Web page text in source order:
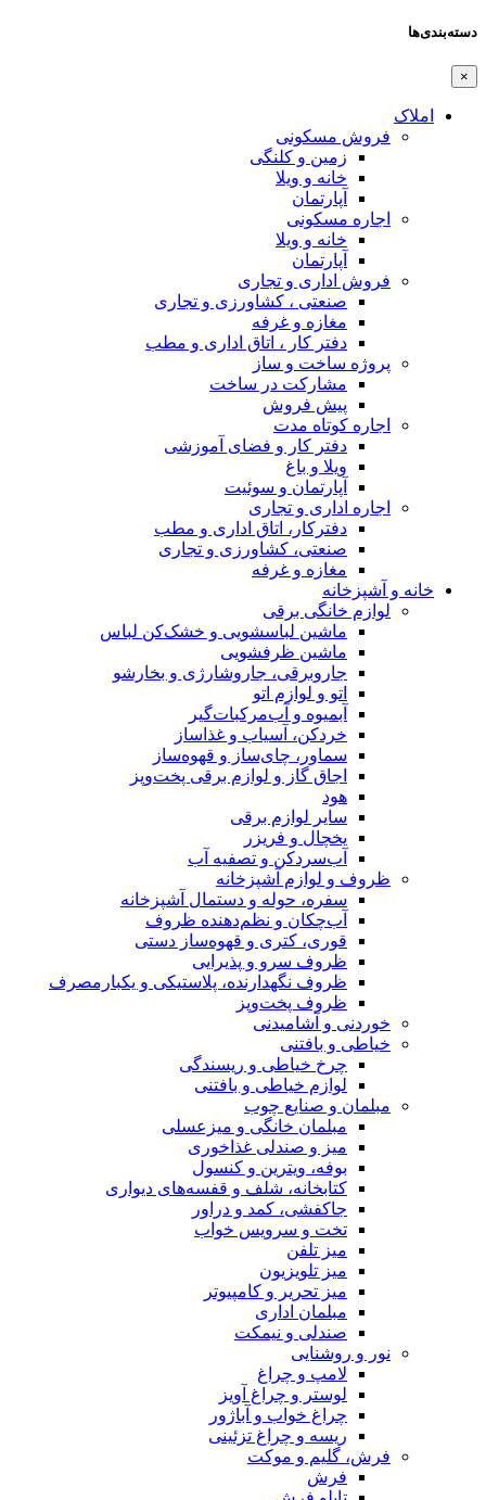
دسته‌بندی‌ها
×
املاک
فروش مسکونی
زمین و کلنگی
خانه و ویلا
آپارتمان
اجاره مسکونی
خانه و ویلا
آپارتمان
فروش اداری و تجاری
صنعتی ، کشاورزی و تجاری
مغازه و غرفه
دفتر کار ، اتاق اداری و مطب
پروژه ساخت و ساز
مشارکت در ساخت
پیش فروش
اجاره کوتاه مدت
دفتر کار و فضای آموزشی
ویلا و باغ
آپارتمان و سوئیت
اجاره اداری و تجاری
دفترکار، اتاق اداری و مطب
صنعتی، کشاورزی و تجاری
مغازه و غرفه
خانه و آشپزخانه
لوازم خانگی برقی
ماشین لباسشویی و خشک‌کن لباس
ماشین ظرفشویی
جاروبرقی، جاروشارژی و بخارشو
اتو و لوازم اتو
آبمیوه و آب‌مرکبات‌گیر
خردکن، آسیاب و غذاساز
سماور، چای‌ساز و قهوه‌ساز
اجاق گاز و لوازم برقی پخت‌وپز
هود
سایر لوازم برقی
یخچال و فریزر
آب‌سردکن و تصفیه آب
ظروف و لوازم آشپزخانه
سفره، حوله و دستمال آشپزخانه
آب‌چکان و نظم‌دهنده ظروف
قوری، کتری و قهوه‌ساز دستی
ظروف سرو و پذیرایی
ظروف نگهدارنده، پلاستیکی و یکبارمصرف
ظروف پخت‌وپز
خوردنی و آشامیدنی
خیاطی و بافتنی
چرخ خیاطی و ریسندگی
لوازم خیاطی و بافتنی
مبلمان و صنایع چوب
مبلمان خانگی و میزعسلی
میز و صندلی غذاخوری
بوفه، ویترین و کنسول
کتابخانه، شلف و قفسه‌های دیواری
جاکفشی، کمد و دراور
تخت و سرویس خواب
میز تلفن
میز تلویزیون
میز تحریر و کامپیوتر
مبلمان اداری
صندلی و نیمکت
نور و روشنایی
لامپ و چراغ
لوستر و چراغ آویز
چراغ خواب و آباژور
ریسه و چراغ تزئینی
فرش، گلیم و موکت
فرش